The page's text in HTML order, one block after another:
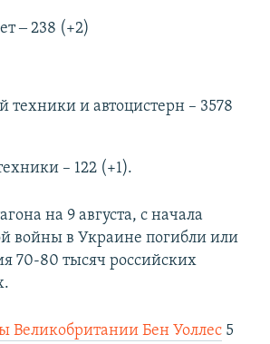
‒ 238 (+2)
техники и автоцистерн – 3578
– 122 (+1).
на 9 августа, с начала
войны в Украине погибли или
70-80 тысяч российских
Великобритании Бен Уоллес 5